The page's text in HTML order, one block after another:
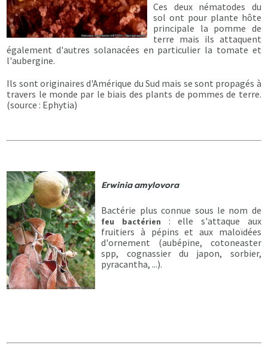
Ces deux nématodes du
sol ont pour plante hôte
principale la pomme de
terre mais ils attaquent
également d'autres solanacées en particulier la tomate et
l'aubergine.
Ils sont originaires d'Amérique du Sud mais se sont propagés à
travers le monde par le biais des plants de pommes de terre.
(source : Ephytia)
Erwinia amylovora
Bactérie plus connue sous le nom de
feu bactérien
: elle s'attaque aux
fruitiers à pépins et aux maloïdées
d'ornement (aubépine, cotoneaster
spp, cognassier du japon, sorbier,
pyracantha, ...).